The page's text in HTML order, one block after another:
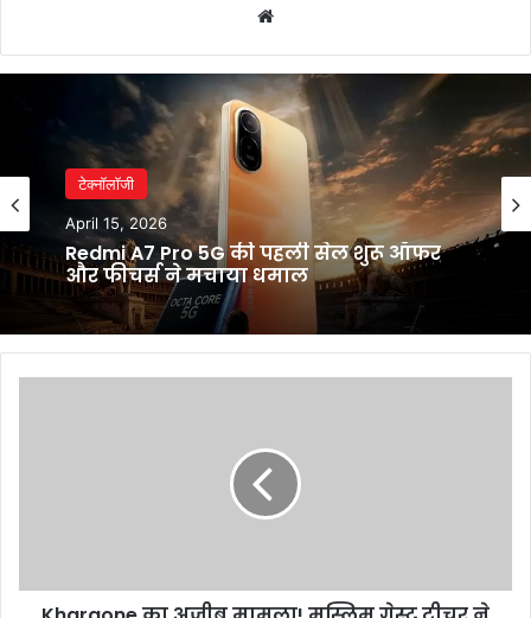
टेक्नॉलॉजी
April 15, 2026
Redmi A7 Pro 5G की पहली सेल शुरू ऑफर
और फीचर्स ने मचाया धमाल
रोका
छात्रों